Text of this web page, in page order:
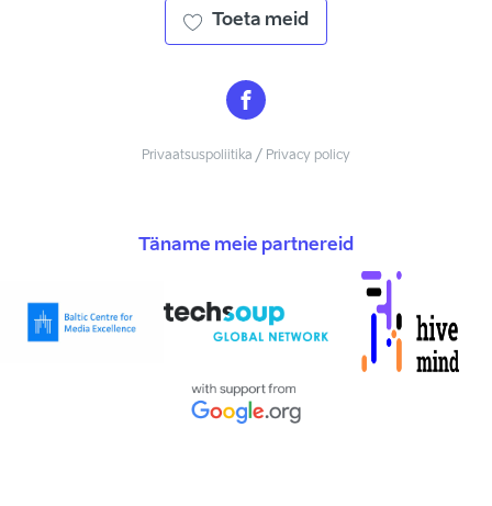
Toeta meid
Privaatsuspoliitika / Privacy policy
Täname meie partnereid